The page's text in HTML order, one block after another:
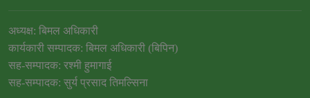
अध्यक्ष: बिमल अधिकारी
कार्यकारी सम्पादक: बिमल अधिकारी (बिपिन)
सह-सम्पादक: रश्मी हुमागाई
सह-सम्पादक: सुर्य प्रसाद तिमल्सिना